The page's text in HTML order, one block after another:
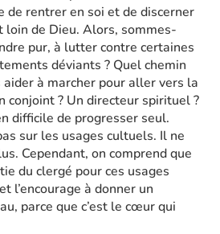
de rentrer en soi et de discerner
de Dieu. Alors, sommes-
pur, à lutter contre certaines
déviants ? Quel chemin
à marcher pour aller vers la
conjoint ? Un directeur spirituel ?
difficile de progresser seul.
sur les usages cultuels. Il ne
Cependant, on comprend que
du clergé pour ces usages
l’encourage à donner un
parce que c’est le cœur qui